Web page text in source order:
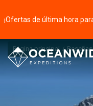
Página principal Reseñas